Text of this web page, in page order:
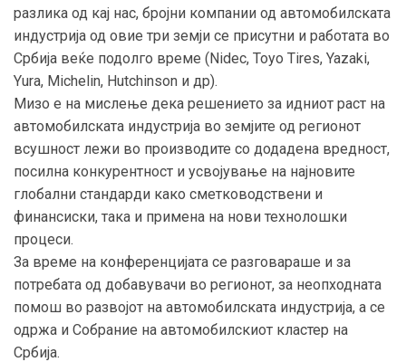
разлика од кај нас, бројни компании од автомобилската
индустрија од овие три земји се присутни и работата во
Србија веќе подолго време (Nidec, Toyo Tires, Yazaki,
Yura, Michelin, Hutchinson и др).
Мизо е на мислење дека решението за идниот раст на
автомобилската индустрија во земјите од регионот
всушност лежи во производите со додадена вредност,
посилна конкурентност и усвојување на најновите
глобални стандарди како сметководствени и
финансиски, така и примена на нови технолошки
процеси.
За време на конференцијата се разговараше и за
потребата од добавувачи во регионот, за неопходната
помош во развојот на автомобилската индустрија, а се
одржа и Собрание на автомобилскиот кластер на
Србија.